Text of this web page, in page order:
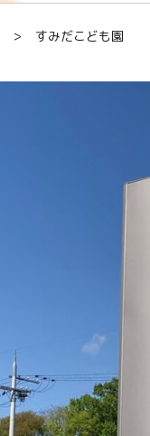
すみだこども園